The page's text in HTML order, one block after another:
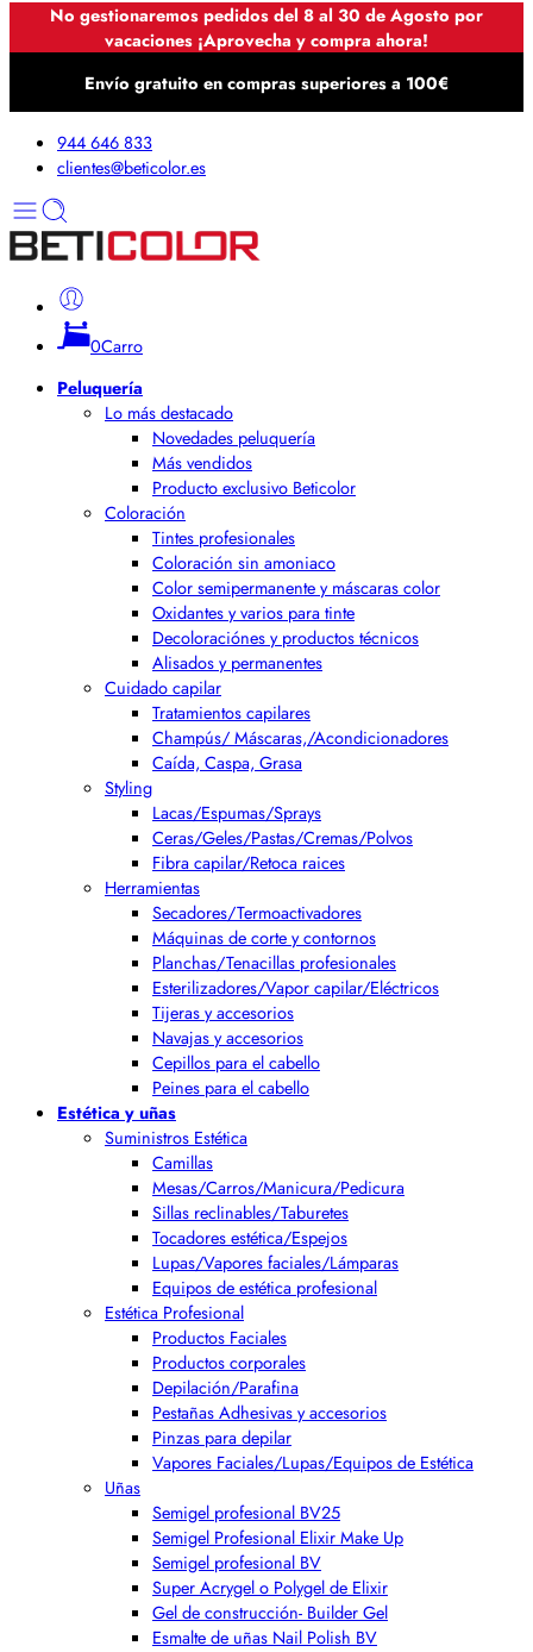
No gestionaremos pedidos del 8 al 30 de Agosto por
vacaciones ¡Aprovecha y compra ahora!
Envío gratuito en compras superiores a 100€
944 646 833
clientes@beticolor.es
0Carro
Peluquería
Lo más destacado
Novedades peluquería
Más vendidos
Producto exclusivo Beticolor
Coloración
Tintes profesionales
Coloración sin amoniaco
Color semipermanente y máscaras color
Oxidantes y varios para tinte
Decoloraciónes y productos técnicos
Alisados y permanentes
Cuidado capilar
Tratamientos capilares
Champús/ Máscaras,/Acondicionadores
Caída, Caspa, Grasa
Styling
Lacas/Espumas/Sprays
Ceras/Geles/Pastas/Cremas/Polvos
Fibra capilar/Retoca raices
Herramientas
Secadores/Termoactivadores
Máquinas de corte y contornos
Planchas/Tenacillas profesionales
Esterilizadores/Vapor capilar/Eléctricos
Tijeras y accesorios
Navajas y accesorios
Cepillos para el cabello
Peines para el cabello
Estética y uñas
Suministros Estética
Camillas
Mesas/Carros/Manicura/Pedicura
Sillas reclinables/Taburetes
Tocadores estética/Espejos
Lupas/Vapores faciales/Lámparas
Equipos de estética profesional
Estética Profesional
Productos Faciales
Productos corporales
Depilación/Parafina
Pestañas Adhesivas y accesorios
Pinzas para depilar
Vapores Faciales/Lupas/Equipos de Estética
Uñas
Semigel profesional BV25
Semigel Profesional Elixir Make Up
Semigel profesional BV
Super Acrygel o Polygel de Elixir
Gel de construcción- Builder Gel
Esmalte de uñas Nail Polish BV